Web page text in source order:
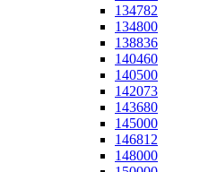
134782
134800
138836
140460
140500
142073
143680
145000
146812
148000